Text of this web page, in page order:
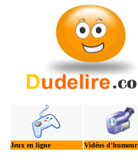
Jeux en ligne Vidéos d'humour